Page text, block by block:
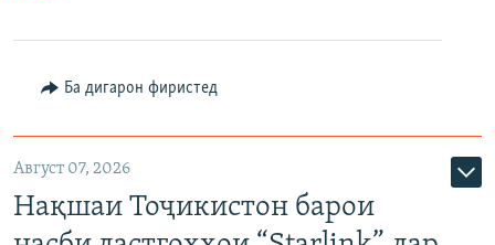
Ба дигарон фиристед
Август 07, 2026
Нақшаи Тоҷикистон барои